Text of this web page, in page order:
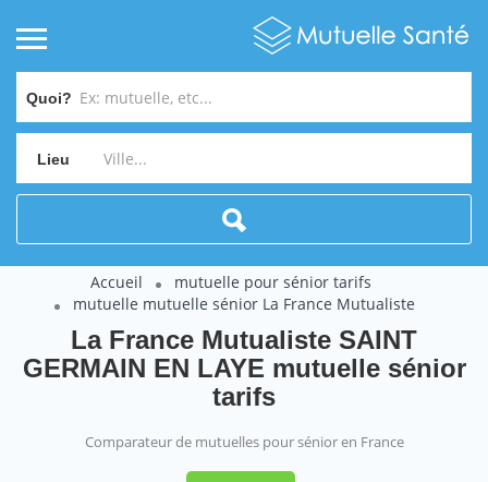
Quoi?
Lieu
Accueil
mutuelle pour sénior tarifs
mutuelle mutuelle sénior La France Mutualiste
La France Mutualiste SAINT
GERMAIN EN LAYE mutuelle sénior
tarifs
Comparateur de mutuelles pour sénior en France